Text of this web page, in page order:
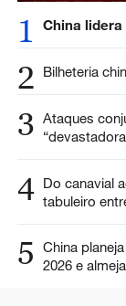
1 China lidera
2 Bilheteria
3 Ataques
4 Do canavial
tabuleiro
5
China
2026 e